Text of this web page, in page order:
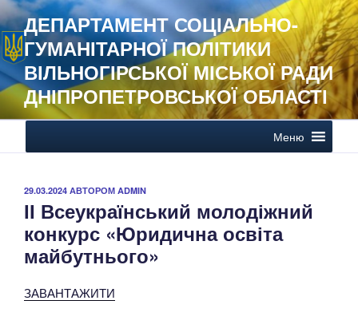
Перейти
до
вмісту
ДЕПАРТАМЕНТ СОЦІАЛЬНО-
ГУМАНІТАРНОЇ ПОЛІТИКИ
ВІЛЬНОГІРСЬКОЇ МІСЬКОЇ РАДИ
ДНІПРОПЕТРОВСЬКОЇ ОБЛАСТІ
Меню
ОПУБЛІКОВАНО
29.03.2024 АВТОРОМ ADMIN
ІІ Всеукраїнський молодіжний
конкурс «Юридична освіта
майбутнього»
ЗАВАНТАЖИТИ